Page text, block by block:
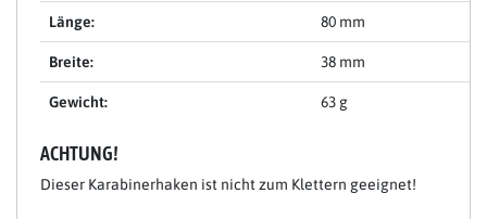
Länge: 80 mm
Breite: 38 mm
Gewicht: 63 g
ACHTUNG!
Dieser Karabinerhaken ist nicht zum Klettern geeignet!